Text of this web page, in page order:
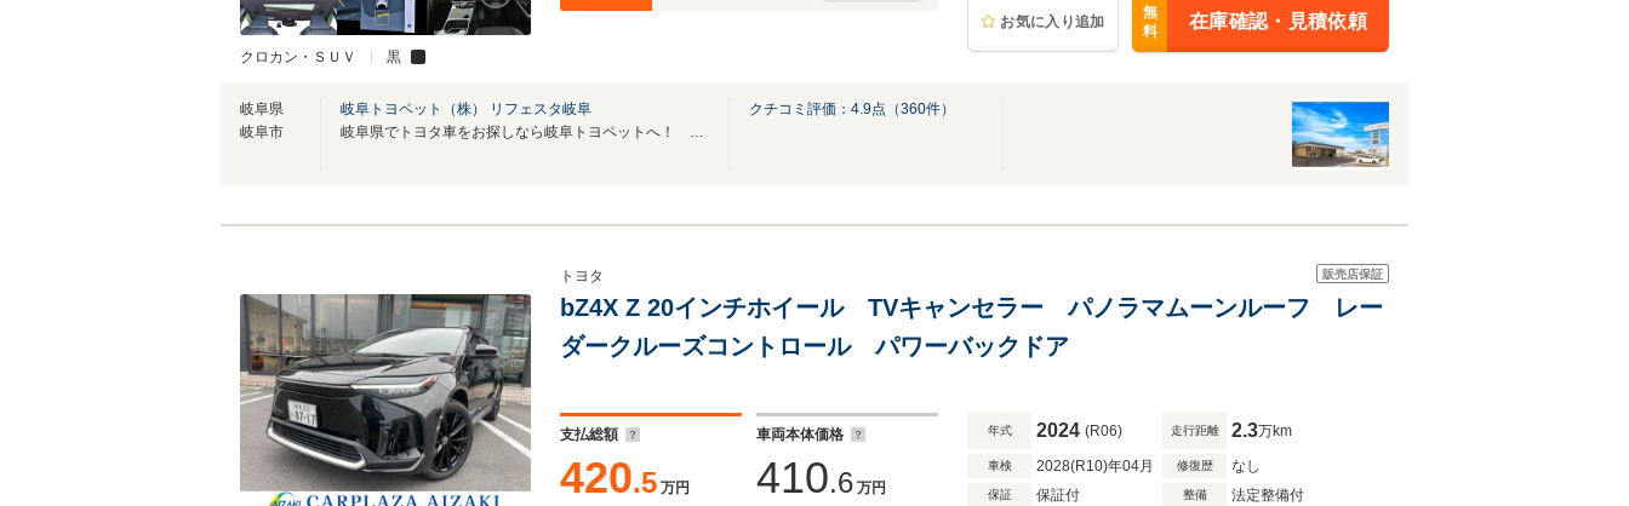
クロカン・ＳＵＶ 黒
お気に入り追加
無
料
在庫確認・見積依頼
岐阜県
岐阜市
岐阜トヨペット（株） リフェスタ岐阜
岐阜県でトヨタ車をお探しなら岐阜トヨペットへ！ お気軽にご来店くださいませ！
クチコミ評価： 4.9点（360件）
販売店保証
トヨタ
bZ4X Z 20インチホイール TVキャンセラー パノラマムーンルーフ レー
ダークルーズコントロール パワーバックドア
支払総額
420.5 万円
車両本体価格
410.6 万円
年式 2024 (R06) 走行距離 2.3万km
車検 2028(R10)年04月 修復歴 なし
保証 保証付 整備 法定整備付